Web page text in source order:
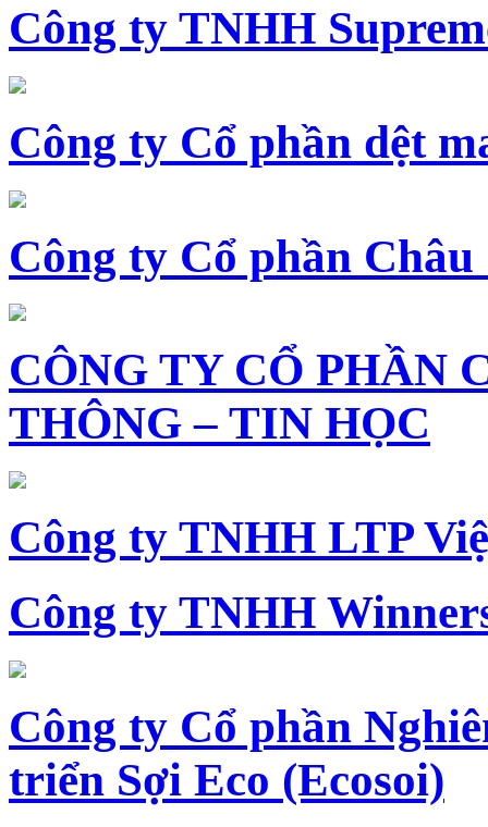
Công ty TNHH
Công ty Cổ phần dệt
Công ty Cổ phần Châu
CÔNG TY CỔ PHẦN
THÔNG – TIN HỌC
Công ty TNHH LTP
Công ty TNHH
Công ty Cổ phần
triển Sợi Eco (Ecosoi)